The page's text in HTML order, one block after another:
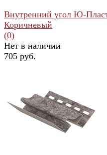
избранное сравнить
Внутренний угол Ю-
Коричневый
(0)
Нет в наличии
705 руб.